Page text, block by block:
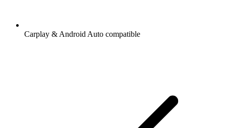
Carplay & Android Auto compatible